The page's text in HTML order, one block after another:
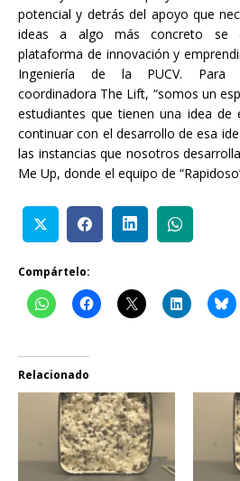
potencial y detrás del apoyo que
ideas a algo más concreto se
plataforma de innovación y
Ingeniería de la PUCV. Para
coordinadora The Lift, “somos un
estudiantes que tienen una idea de
continuar con el desarrollo de esa
las instancias que nosotros
Me Up, donde el equipo de
Compártelo:
Relacionado